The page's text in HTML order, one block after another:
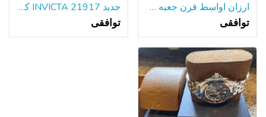
ارزان اواسط قرن جعبه طلا و جواهر
توافقی
جدید INVICTA 21917 کوردوبا مردانه دیده بان آبی SS 50mm مورد تاریخ کوارتز
توافقی